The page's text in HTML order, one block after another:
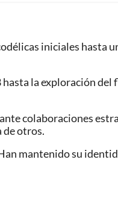
iniciales hasta
la exploración del
colaboraciones
de otros.
mantenido su